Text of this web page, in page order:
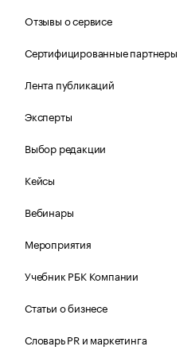
Отзывы о сервисе
Сертифицированные партнеры
Лента публикаций
Эксперты
Выбор редакции
Кейсы
Вебинары
Мероприятия
Учебник РБК Компании
Статьи о бизнесе
Словарь PR и маркетинга